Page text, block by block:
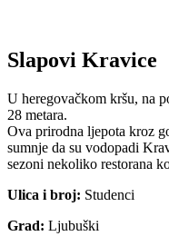
Slapovi Kravice
U heregovačkom kršu, na
28 metara.
Ova prirodna ljepota kroz
sumnje da su vodopadi
sezoni nekoliko restorana
Ulica i broj: Studenci
Grad: Ljubuški